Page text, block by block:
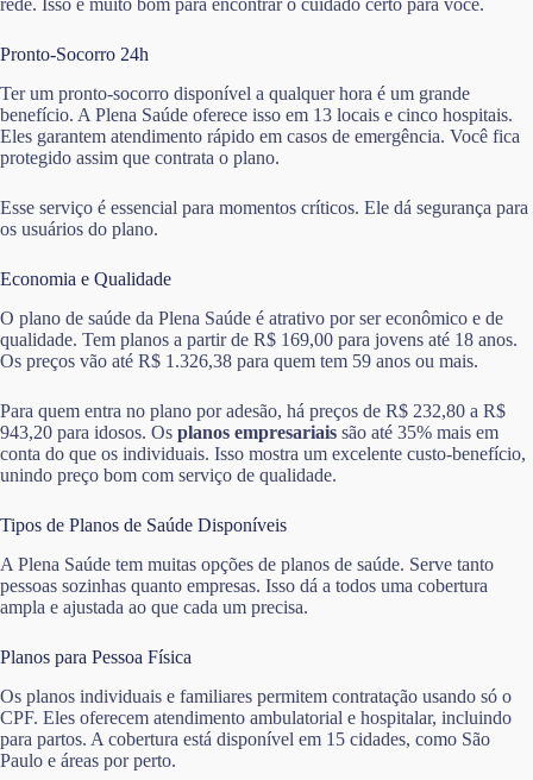
rede. Isso é muito bom para encontrar o cuidado certo para você.
Pronto-Socorro 24h
Ter um pronto-socorro disponível a qualquer hora é um grande
benefício. A Plena Saúde oferece isso em 13 locais e cinco hospitais.
Eles garantem atendimento rápido em casos de emergência. Você fica
protegido assim que contrata o plano.
Esse serviço é essencial para momentos críticos. Ele dá segurança para
os usuários do plano.
Economia e Qualidade
O plano de saúde da Plena Saúde é atrativo por ser econômico e de
qualidade. Tem planos a partir de R$ 169,00 para jovens até 18 anos.
Os preços vão até R$ 1.326,38 para quem tem 59 anos ou mais.
Para quem entra no plano por adesão, há preços de R$ 232,80 a R$
943,20 para idosos. Os planos empresariais são até 35% mais em
conta do que os individuais. Isso mostra um excelente custo-benefício,
unindo preço bom com serviço de qualidade.
Tipos de Planos de Saúde Disponíveis
A Plena Saúde tem muitas opções de planos de saúde. Serve tanto
pessoas sozinhas quanto empresas. Isso dá a todos uma cobertura
ampla e ajustada ao que cada um precisa.
Planos para Pessoa Física
Os planos individuais e familiares permitem contratação usando só o
CPF. Eles oferecem atendimento ambulatorial e hospitalar, incluindo
para partos. A cobertura está disponível em 15 cidades, como São
Paulo e áreas por perto.